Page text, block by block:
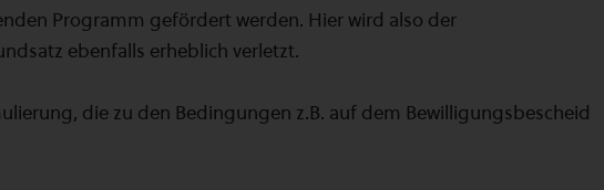
Programm gefördert werden. Hier wird also der
ebenfalls erheblich verletzt.
die zu den Bedingungen z.B. auf dem Bewilligungsbescheid